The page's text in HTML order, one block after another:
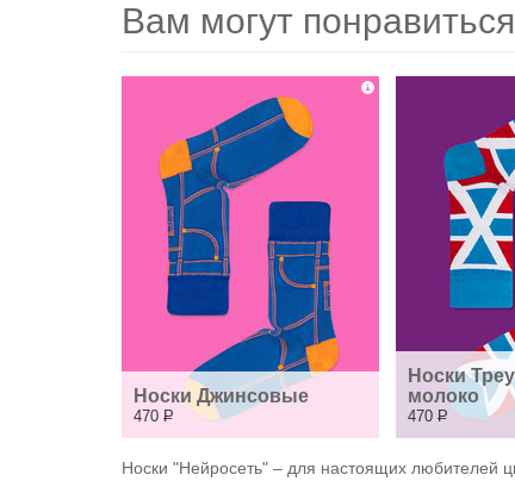
Вам могут понравиться
Носки Джинсовые
470 Р
Носки
молоко
470 Р
Носки "Нейросеть" – для настоящих любителей